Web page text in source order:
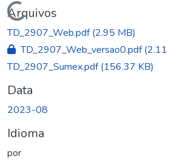
Arquivos
TD_2907_Web.pdf(2.95 MB)
TD_2907_Web_versao0.pdf
TD_2907_Sumex.pdf(156.37 KB)
Data
2023-08
Idioma
por